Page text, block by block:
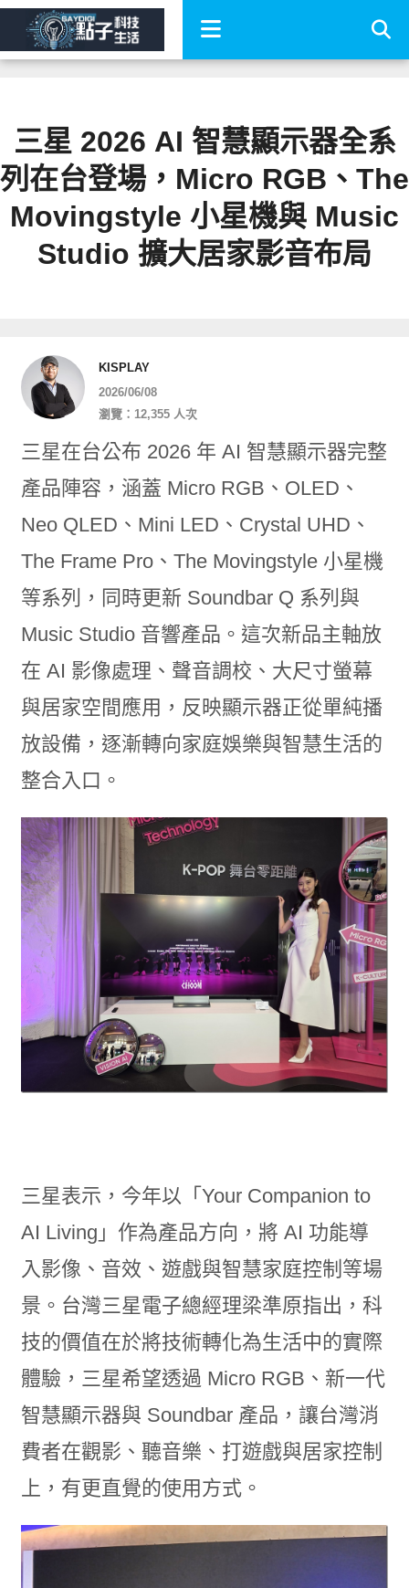
三星 2026 AI 智慧顯示器全系
列在台登場，Micro RGB、The
Movingstyle 小星機與 Music
Studio 擴大居家影音布局
KISPLAY
2026/06/08
瀏覽：12,355 人次
三星在台公布 2026 年 AI 智慧顯示器完整
產品陣容，涵蓋 Micro RGB、OLED、
Neo QLED、Mini LED、Crystal UHD、
The Frame Pro、The Movingstyle 小星機
等系列，同時更新 Soundbar Q 系列與
Music Studio 音響產品。這次新品主軸放
在 AI 影像處理、聲音調校、大尺寸螢幕
與居家空間應用，反映顯示器正從單純播
放設備，逐漸轉向家庭娛樂與智慧生活的
整合入口。
三星表示，今年以「Your Companion to
AI Living」作為產品方向，將 AI 功能導
入影像、音效、遊戲與智慧家庭控制等場
景。台灣三星電子總經理梁準原指出，科
技的價值在於將技術轉化為生活中的實際
體驗，三星希望透過 Micro RGB、新一代
智慧顯示器與 Soundbar 產品，讓台灣消
費者在觀影、聽音樂、打遊戲與居家控制
上，有更直覺的使用方式。